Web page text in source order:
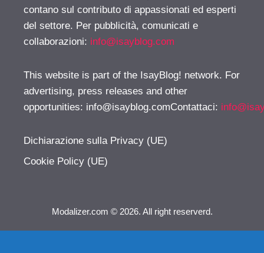
contano sul contributo di appassionati ed esperti
del settore. Per pubblicità, comunicati e
collaborazioni: info@isayblog.com
This website is part of the IsayBlog! network. For
advertising, press releases and other
opportunities: info@isayblog.comContattaci:
Dichiarazione sulla Privacy (UE)
Cookie Policy (UE)
Modalizer.com © 2026. All right reserverd.